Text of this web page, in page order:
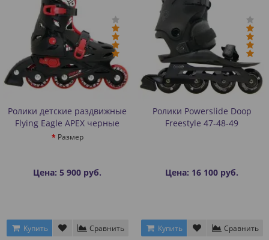
Ролики детские раздвижные
Flying Eagle APEX черные
Размер
Цена: 5 900 руб.
Купить Сравнить
Ролики Powerslide Doop
Freestyle 47-48-49
Цена: 16 100 руб.
Купить Сравнить